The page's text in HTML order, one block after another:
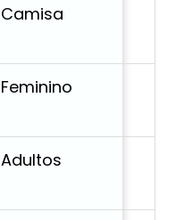
Camisa
Feminino
Adultos